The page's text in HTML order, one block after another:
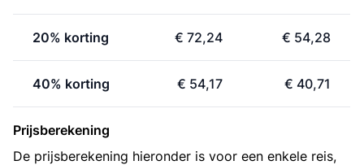
20% korting € 72,24 € 54,28
40% korting € 54,17 € 40,71
Prijsberekening
De prijsberekening hieronder is voor een enkele reis,